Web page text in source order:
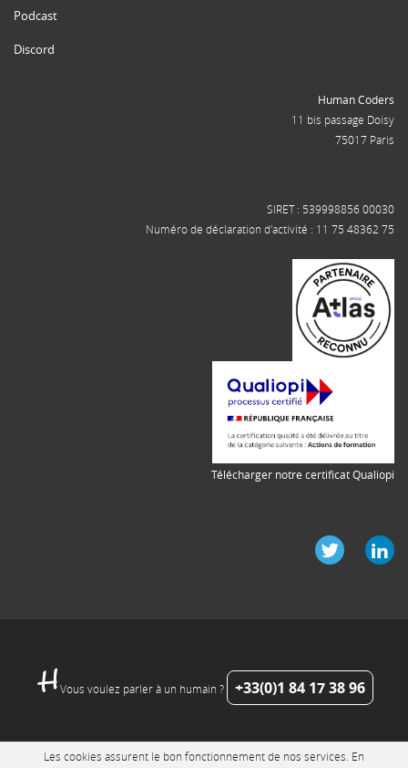
Podcast
Discord
Human Coders
11 bis passage Doisy
75017 Paris
SIRET : 539998856 00030
Numéro de déclaration d'activité : 11 75 48362 75
Télécharger notre certificat Qualiopi
Vous voulez parler à un humain ? +33(0)1 84 17 38 96
Les cookies assurent le bon fonctionnement de nos services. En